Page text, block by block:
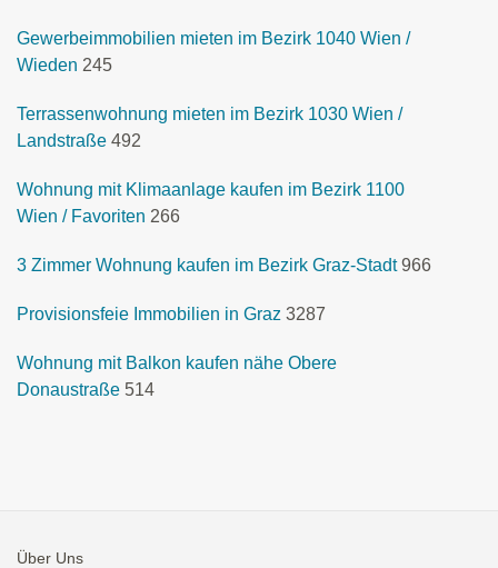
Gewerbeimmobilien mieten im Bezirk 1040 Wien /
Wieden 245
Terrassenwohnung mieten im Bezirk 1030 Wien /
Landstraße 492
Wohnung mit Klimaanlage kaufen im Bezirk 1100
Wien / Favoriten 266
3 Zimmer Wohnung kaufen im Bezirk Graz-Stadt 966
Provisionsfeie Immobilien in Graz 3287
Wohnung mit Balkon kaufen nähe Obere
Donaustraße 514
Über Uns